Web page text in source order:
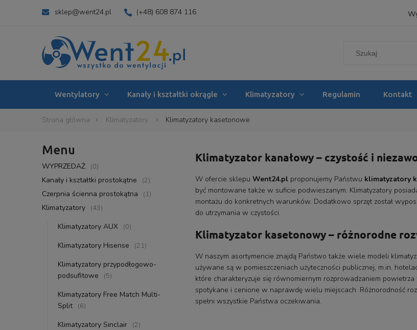
sklep@went24.pl (+48) 608 874 116
Wentylatory Kanały i kształtki okrągle Klimatyzatory Regulamin Kontakt
Strona główna Klimatyzatory Klimatyzatory kasetonowe
Menu
WYPRZEDAŻ (0)
Kanały i kształtki prostokątne (2)
Czerpnia ścienna prostokątna (1)
Klimatyzatory (43)
Klimatyzatory AUX (0)
Klimatyzatory Hisense (21)
Klimatyzatory przypodłogowo-
podsufitowe
(5)
Klimatyzatory Free Match Multi-
Split
(6)
Klimatyzatory Sinclair (2)
Klimatyzator kanałowy – czystość i
W ofercie sklepu Went24.pl proponujemy Państwu klimatyzatory
być montowane także w suficie podwieszanym. Klimatyzatory
montażu do konkretnych warunków. Dodatkowo sprzęt został
do utrzymania w czystości.
Klimatyzator kasetonowy – różnorodne
W naszym asortymencie znajdą Państwo także wiele modeli
używane są w pomieszczeniach użyteczności publicznej, m.in.
które charakteryzuje się równomiernym rozprowadzaniem
spotykane i cenione w naprawdę wielu miejscach. Różnorodność
spełni wszystkie Państwa oczekiwania.